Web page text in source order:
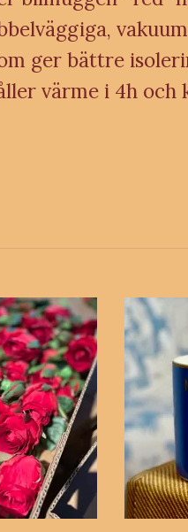
ger bättre
värme i 4h och